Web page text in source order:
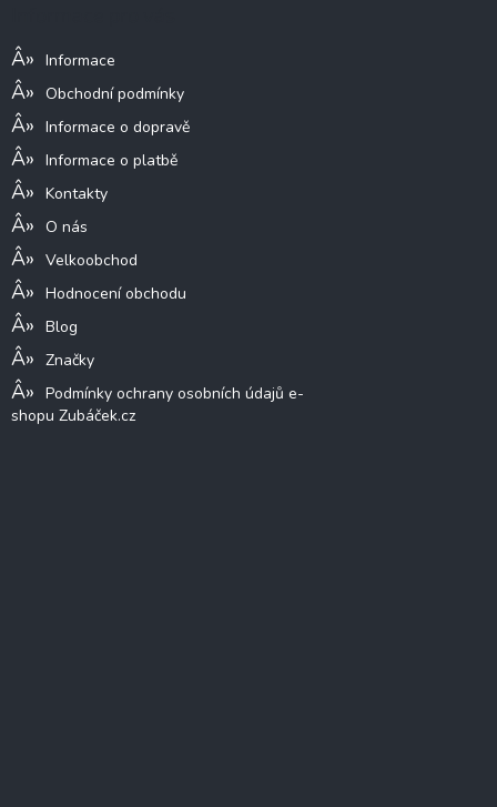
Informace
Obchodní podmínky
Informace o dopravě
Informace o platbě
Kontakty
O nás
Velkoobchod
Hodnocení obchodu
Blog
Značky
Podmínky ochrany osobních údajů e-
shopu Zubáček.cz